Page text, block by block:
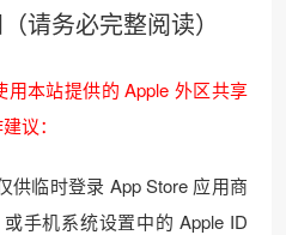
请务必完整阅读）
本站提供的 Apple 外区共享
议：
供临时登录 App Store 应用商
手机系统设置中的 Apple ID